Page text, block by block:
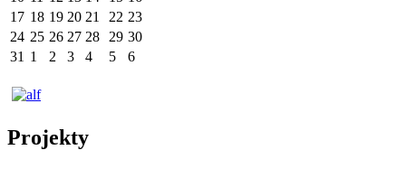
17 18 19 20 21 22 23
24 25 26 27 28 29 30
31 1 2 3 4 5 6
Projekty